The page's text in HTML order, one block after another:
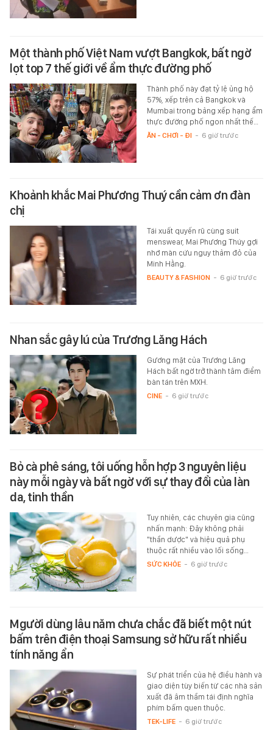
Một thành phố Việt Nam vượt Bangkok, bất ngờ
lọt top 7 thế giới về ẩm thực đường phố
Thành phố này đạt tỷ lệ ủng hộ
57%, xếp trên cả Bangkok và
Mumbai trong bảng xếp hạng ẩm
thực đường phố ngon nhất thế…
ĂN - CHƠI - ĐI - 6 giờ trước
Khoảnh khắc Mai Phương Thuý cần cảm ơn đàn
chị
Tái xuất quyến rũ cùng suit
menswear, Mai Phương Thúy gợi
nhớ màn cứu nguy thảm đỏ của
Minh Hằng.
BEAUTY & FASHION - 6 giờ trước
Nhan sắc gây lú của Trương Lăng Hách
Gương mặt của Trương Lăng
Hách bất ngờ trở thành tâm điểm
bàn tán trên MXH.
CINE - 6 giờ trước
Bỏ cà phê sáng, tôi uống hỗn hợp 3 nguyên liệu
này mỗi ngày và bất ngờ với sự thay đổi của làn
da, tinh thần
Tuy nhiên, các chuyên gia cũng
nhấn mạnh: Đây không phải
"thần dược" và hiệu quả phụ
thuộc rất nhiều vào lối sống…
SỨC KHỎE - 6 giờ trước
Mgười dùng lâu năm chưa chắc đã biết một nút
bấm trên điện thoại Samsung sở hữu rất nhiều
tính năng ẩn
Sự phát triển của hệ điều hành và
giao diện tùy biến từ các nhà sản
xuất đã âm thầm tái định nghĩa
phím bấm quen thuộc.
TEK-LIFE - 6 giờ trước